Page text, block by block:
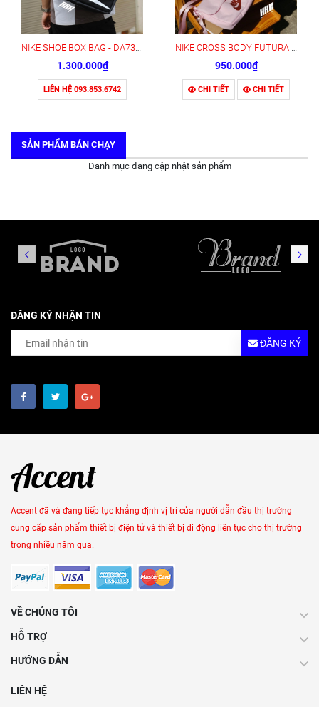
NIKE SHOE BOX BAG - DA7337 013
1.300.000₫
LIÊN HỆ 093.853.6742
NIKE CROSS BODY FUTURA / PINKFOAM - CW9300 663
950.000₫
CHI TIẾT CHI TIẾT
SẢN PHẨM BÁN CHẠY
Danh mục đang cập nhật sản phẩm
ĐĂNG KÝ NHẬN TIN
ĐĂNG KÝ
Accent đã và đang tiếp tục khẳng định vị trí của người dẫn đầu thị trường
cung cấp sản phẩm thiết bị điện tử và thiết bị di động liên tục cho thị trường
trong nhiều năm qua.
VỀ CHÚNG TÔI
HỖ TRỢ
HƯỚNG DẪN
LIÊN HỆ